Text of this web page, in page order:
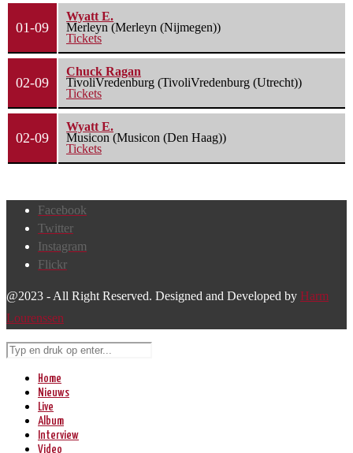
01-09
Wyatt E.
Merleyn (Merleyn (Nijmegen))
Tickets
02-09
Chuck Ragan
TivoliVredenburg (TivoliVredenburg (Utrecht))
Tickets
02-09
Wyatt E.
Musicon (Musicon (Den Haag))
Tickets
Facebook
Twitter
Instagram
Flickr
@2023 - All Right Reserved. Designed and Developed by Harm
Lourenssen
Home
Nieuws
Live
Album
Interview
Video